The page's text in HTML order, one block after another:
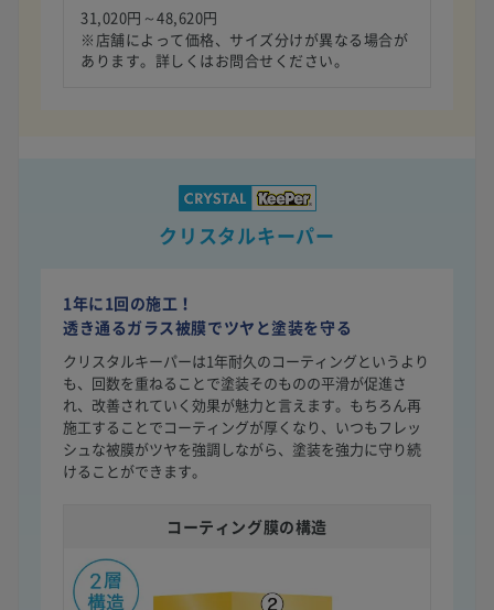
31,020円～48,620円
※店舗によって価格、サイズ分けが異なる場合が
あります。詳しくはお問合せください。
クリスタルキーパー
1年に1回の施工！
透き通るガラス被膜でツヤと塗装を守る
クリスタルキーパーは1年耐久のコーティングというより
も、回数を重ねることで塗装そのものの平滑が促進さ
れ、改善されていく効果が魅力と言えます。もちろん再
施工することでコーティングが厚くなり、いつもフレッ
シュな被膜がツヤを強調しながら、塗装を強力に守り続
けることができます。
コーティング膜の構造